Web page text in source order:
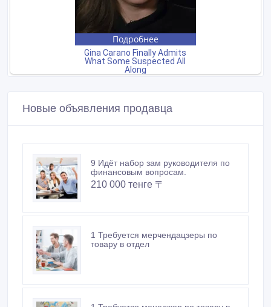
Новые объявления продавца
9 Идёт набор зам руководителя по
финансовым вопросам.
210 000 тенге 〒
1 Требуется мерчендацзеры по
товару в отдел